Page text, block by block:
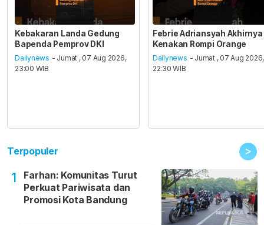
Kebakaran Landa Gedung
Bapenda Pemprov DKI
Dailynews - Jumat , 07 Aug 2026,
23:00 WIB
Febrie Adriansyah Akhirnya
Kenakan Rompi Orange
Dailynews - Jumat , 07 Aug 2026,
22:30 WIB
Terpopuler >
1
Farhan: Komunitas Turut
Perkuat Pariwisata dan
Promosi Kota Bandung